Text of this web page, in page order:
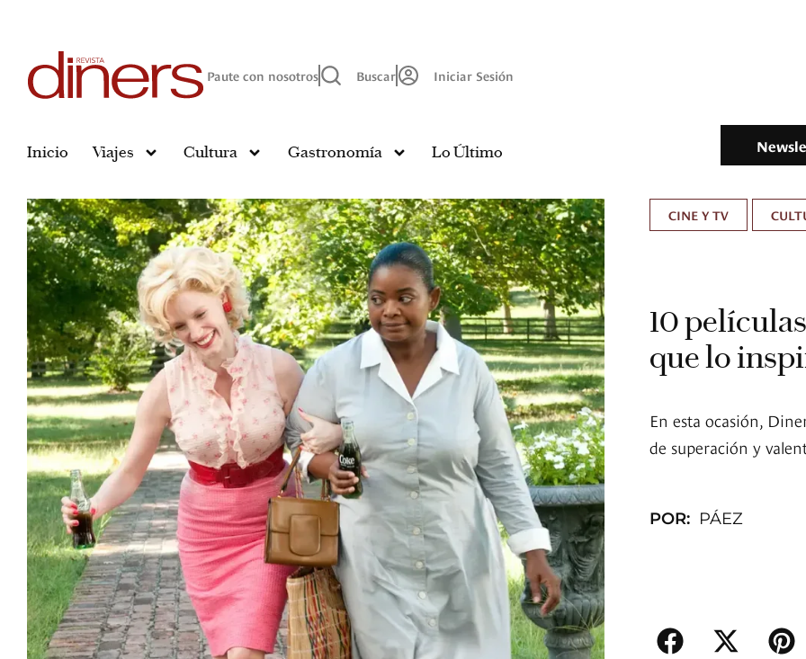
Paute con nosotros Buscar Iniciar Sesión
Inicio Viajes Cultura Gastronomía Lo Último
CINE Y TV
10
que lo
En esta ocasión,
de superación y
POR: PÁEZ